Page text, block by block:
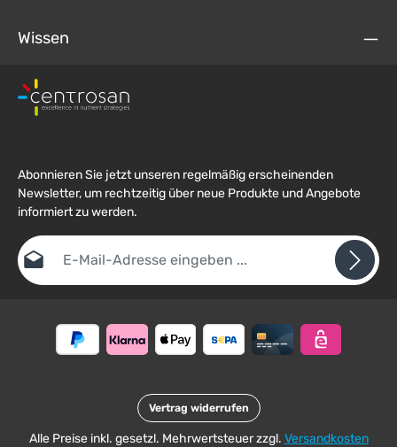
Wissen
Abonnieren Sie jetzt unseren regelmäßig erscheinenden
Newsletter, um rechtzeitig über neue Produkte und Angebote
informiert zu werden.
E-Mail-Adresse*
Ich habe die Datenschutzbestimmungen zur Kenntnis
genommen und dieAGBgelesen und bin mit ihnen
Um weiterzugehen, geben Sie die oben abgebildeten Zeichen ein
Pflichtfelder.
Vertrag widerrufen
Alle Preise inkl. gesetzl. Mehrwertsteuer zzgl. Versandkosten